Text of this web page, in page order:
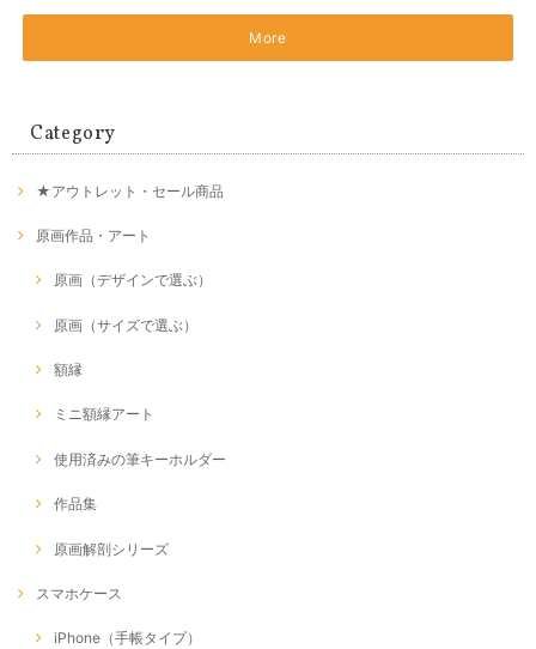
More
Category
★アウトレット・セール商品
原画作品・アート
原画（デザインで選ぶ）
原画（サイズで選ぶ）
額縁
ミニ額縁アート
使用済みの筆キーホルダー
作品集
原画解剖シリーズ
スマホケース
iPhone（手帳タイプ）